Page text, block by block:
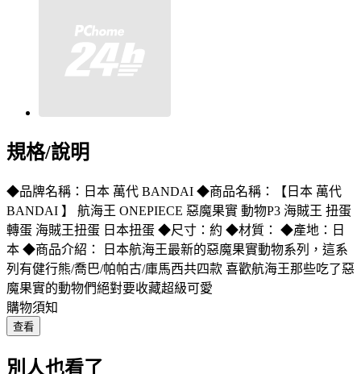
規格/說明
◆品牌名稱：日本 萬代 BANDAI ◆商品名稱：【日本 萬代
BANDAI 】 航海王 ONEPIECE 惡魔果實 動物P3 海賊王 扭蛋
轉蛋 海賊王扭蛋 日本扭蛋 ◆尺寸：約 ◆材質： ◆產地：日
本 ◆商品介紹： 日本航海王最新的惡魔果實動物系列，這系
列有健行熊/喬巴/帕帕古/庫馬西共四款 喜歡航海王那些吃了惡
魔果實的動物們絕對要收藏超級可愛
購物須知
查看
別人也看了